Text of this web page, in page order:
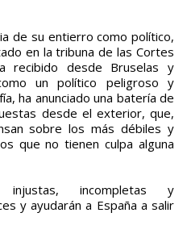
de su entierro como político,
en la tribuna de las Cortes
recibido desde Bruselas y
un político peligroso y
ha anunciado una batería de
desde el exterior, que,
sobre los más débiles y
que no tienen culpa alguna
incompletas y
y ayudarán a España a salir